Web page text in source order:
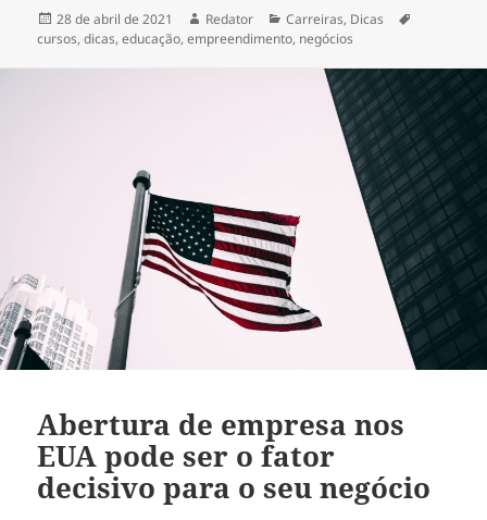
Publicado
em
28 de abril de 2021 Autor
Redator Categorias
Carreiras, Dicas
cursos,dicas,educação,empreendimento, negócios
Abertura de empresa nos
EUA pode ser o fator
decisivo para o seu negócio